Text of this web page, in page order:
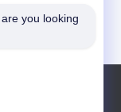
you looking